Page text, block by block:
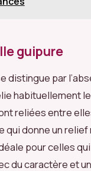
guipure
distingue par
habituellement
reliées entre
qui donne un relief
pour celles
du caractère et